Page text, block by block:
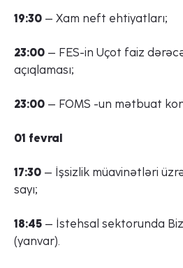
19:30 – Xam neft ehtiyatları;
23:00 – FES-in Uçot faiz
açıqlaması;
23:00 – FOMS -un mətbuat
01 fevral
17:30 – İşsizlik müavinətləri
sayı;
18:45 – İstehsal sektorunda
(yanvar).